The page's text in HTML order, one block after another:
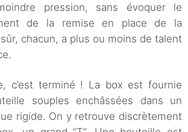
pression, sans évoquer le
de la remise en place de la
chacun, a plus ou moins de talent
c’est terminé ! La box est fournie
souples enchâssées dans un
rigide. On y retrouve discrètement